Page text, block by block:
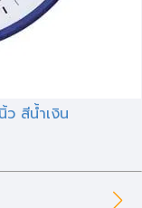
ว สีน้ำเงิน